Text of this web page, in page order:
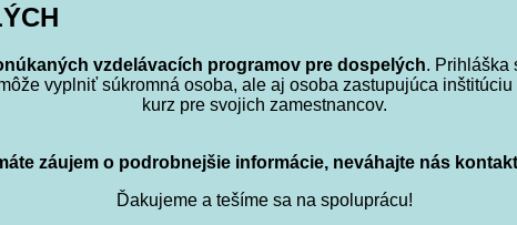
vzdelávacích programov pre dospelých. Prihláška
vyplniť súkromná osoba, ale aj osoba zastupujúca
kurz pre svojich zamestnancov.
záujem o podrobnejšie informácie, neváhajte nás
Ďakujeme a tešíme sa na spoluprácu!